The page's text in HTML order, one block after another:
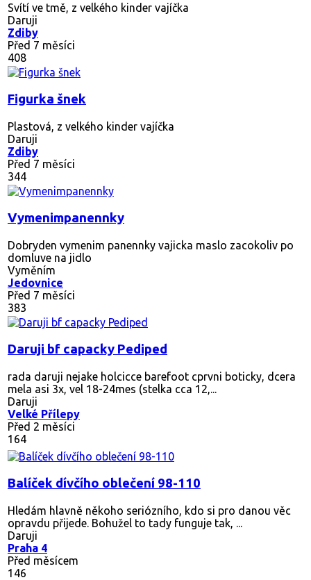
Svítí ve tmě, z velkého kinder vajíčka
Daruji
Zdiby
Před 7 měsíci
408
Figurka šnek
Plastová, z velkého kinder vajíčka
Daruji
Zdiby
Před 7 měsíci
344
Vymenimpanennky
Dobryden vymenim panennky vajicka maslo zacokoliv po
domluve na jidlo
Vyměním
Jedovnice
Před 7 měsíci
383
Daruji bf capacky Pediped
rada daruji nejake holcicce barefoot cprvni boticky, dcera
mela asi 3x, vel 18-24mes (stelka cca 12,...
Daruji
Velké Přílepy
Před 2 měsíci
164
Balíček dívčího oblečení 98-110
Hledám hlavně někoho seriózního, kdo si pro danou věc
opravdu přijede. Bohužel to tady funguje tak, ...
Daruji
Praha 4
Před měsícem
146